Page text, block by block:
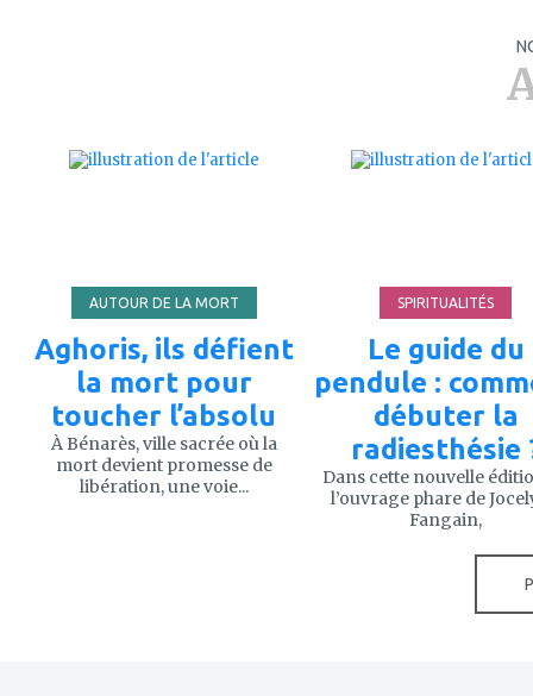
AUTOUR DE LA MORT
Aghoris, ils défient
la mort pour
toucher l’absolu
À Bénarès, ville sacrée où la
mort devient promesse de
libération, une voie...
SPIRITUALITÉS
Le guide du
pendule :
débuter la
radiesthésie
Dans cette nouvelle
l’ouvrage phare de
Fangain,